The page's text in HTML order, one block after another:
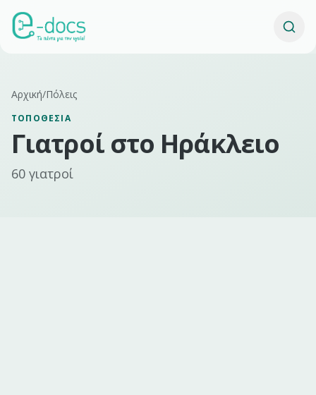
Αρχική/Πόλεις
ΤΟΠΟΘΕΣΊΑ
Γιατροί στο Ηράκλειο
60 γιατροί